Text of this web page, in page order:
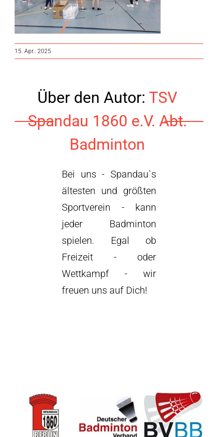
15. Apr.. 2025
Über den Autor: TSV
Spandau 1860 e.V. Abt.
Badminton
Bei uns - Spandau`s
ältesten und größten
Sportverein - kann
jeder Badminton
spielen. Egal ob
Freizeit - oder
Wettkampf - wir
freuen uns auf Dich!